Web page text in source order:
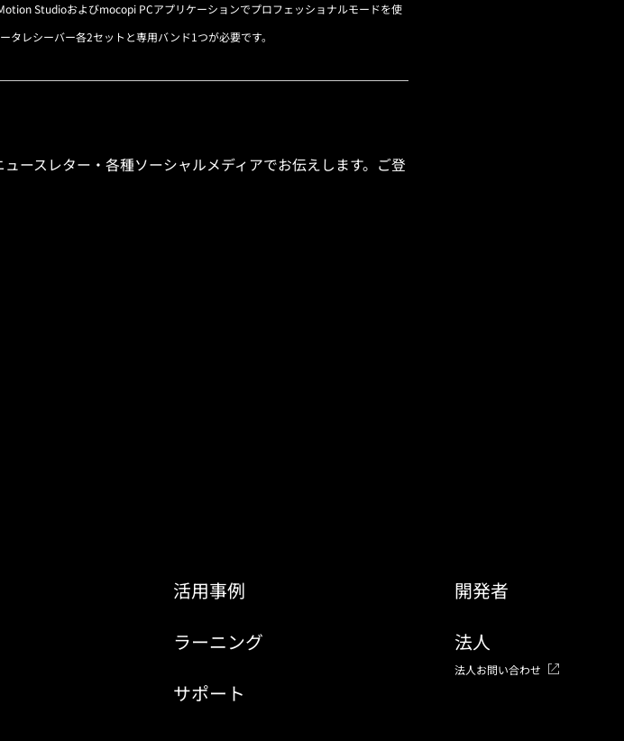
Studioおよびmocopi PCアプリケーションでプロフェッショナルモードを使
タレシーバー各2セットと専用バンド1つが必要です。
ースレター・各種ソーシャルメディアでお伝えします。ご登
活用事例
ラーニング
サポート
開発者
法人
法人お問い合わせ